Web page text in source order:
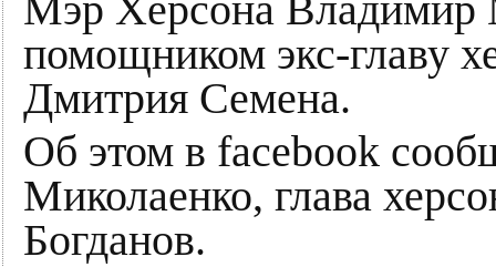
помощником экс-главу
Дмитрия Семена.
Об этом в facebook
Миколаенко, глава
Богданов.